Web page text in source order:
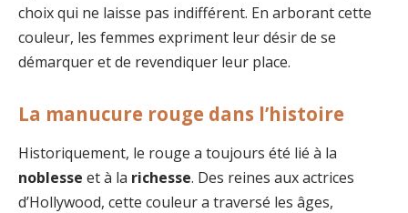
choix qui ne laisse pas indifférent. En arborant cette
couleur, les femmes expriment leur désir de se
démarquer et de revendiquer leur place.
La manucure rouge dans l’histoire
Historiquement, le rouge a toujours été lié à la
noblesse et à la richesse. Des reines aux actrices
d’Hollywood, cette couleur a traversé les âges,